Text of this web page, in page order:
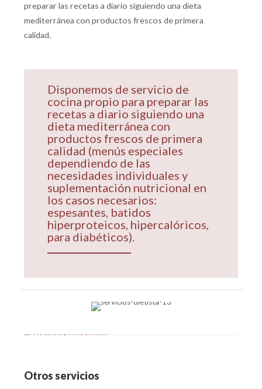
preparar las recetas a diario siguiendo una dieta
mediterránea con productos frescos de primera
calidad.
Disponemos de servicio de
cocina propio para preparar las
recetas a diario siguiendo una
dieta mediterránea con
productos frescos de primera
calidad (menús especiales
dependiendo de las
necesidades individuales y
suplementación nutricional en
los casos necesarios:
espesantes, batidos
hiperproteicos, hipercalóricos,
para diabéticos).
Otros servicios